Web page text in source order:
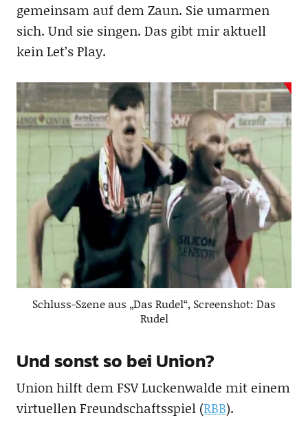
gemeinsam auf dem Zaun. Sie umarmen
sich. Und sie singen. Das gibt mir aktuell
kein Let’s Play.
Schluss-Szene aus „Das Rudel“, Screenshot: Das
Rudel
Und sonst so bei Union?
Union hilft dem FSV Luckenwalde mit einem
virtuellen Freundschaftsspiel (RBB).